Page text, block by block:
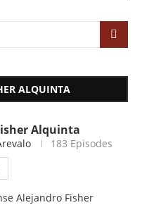
ALQUINTA
Alquinta
183 Episodes
Alejandro Fisher